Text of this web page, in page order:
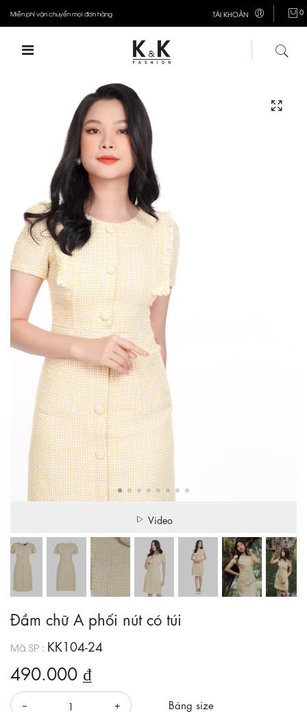
Miễn phí vận chuyển mọi đơn hàng TÀI KHOẢN 0
Video
Đầm chữ A phối nút có túi
Mã SP : KK104-24
490.000 ₫
Bảng size